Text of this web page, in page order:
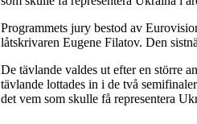
Programmets jury bestod av
låtskrivaren Eugene Filatov. Den
De tävlande valdes ut efter en större
tävlande lottades in i de två
det vem som skulle få representera